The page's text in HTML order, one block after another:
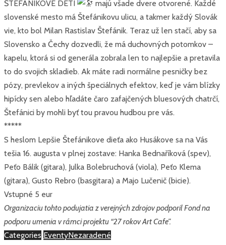
ŠTEFÁNIKOVE DETI
majú všade dvere otvorené. Každé
slovenské mesto má Štefánikovu ulicu, a takmer každý Slovák
vie, kto bol Milan Rastislav Štefánik. Teraz už len stačí, aby sa
Slovensko a Čechy dozvedli, že má duchovných potomkov –
kapelu, ktorá si od generála zobrala len to najlepšie a pretavila
to do svojich skladieb. Ak máte radi normálne pesničky bez
pózy, prevlekov a iných špeciálnych efektov, keď je vám blízky
hipícky sen alebo hľadáte čaro zafajčených bluesových chatrčí,
Štefánici by mohli byť tou pravou hudbou pre vás.
*****
S heslom Lepšie Štefánikove dieťa ako Husákove sa na Vás
tešia 16. augusta v plnej zostave: Hanka Bednaříková (spev),
Peťo Bálik (gitara), Julka Bolebruchová (viola), Peťo Klema
(gitara), Gusto Rebro (basgitara) a Majo Lučenič (bicie).
Vstupné 5 eur
Organizaciu tohto podujatia z verejných zdrojov podporil Fond na
podporu umenia v rámci projektu “27 rokov Art Cafe”.
Categories EventyNezaradené